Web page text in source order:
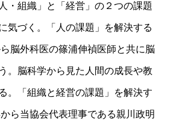
・組織」と「経営」の２つの課題
気づく。「人の課題」を解決する
脳外科医の篠浦伸禎医師と共に脳
。脳科学から見た人間の成長や教
。「組織と経営の課題」を解決す
ら当協会代表理事である親川政明